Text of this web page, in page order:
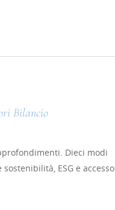
Bilancio
Dieci modi
ESG e accesso